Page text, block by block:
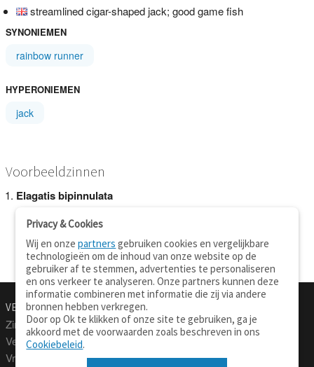
streamlined cigar-shaped jack; good game fish
SYNONIEMEN
rainbow runner
HYPERONIEMEN
jack
Voorbeeldzinnen
Elagatis bipinnulata
VERTALEN.NU
Zinnen vertalen
Verklarend woordenboek
Vraagbaak
Over deze site
Privacy
Privacy & Cookies
Wij en onzepartners gebruiken cookies en vergelijkbare
technologieën om de inhoud van onze website op de
gebruiker af te stemmen, advertenties te personaliseren
en ons verkeer te analyseren. Onze partners kunnen deze
informatie combineren met informatie die zij via andere
bronnen hebben verkregen.
Door op Ok te klikken of onze site te gebruiken, ga je
akkoord met de voorwaarden zoals beschreven in ons
Cookiebeleid.